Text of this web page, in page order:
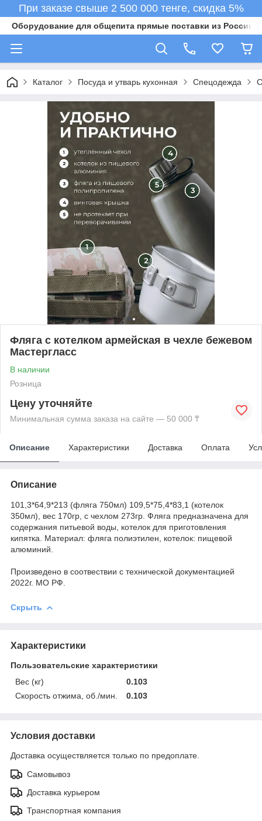
При заказе свыше 2 500 000 тенге, скидка 5%
Оборудование для общепита прямые поставки из России в
Каталог Посуда и утварь кухонная Спецодежда
Фляга с котелком армейская в чехле бежевом
Мастергласс
В наличии
Розница
Цену уточняйте
Минимальная сумма заказа на сайте — 50 000 ₸
Описание Характеристики Доставка Оплата
Описание
101,3*64,9*213 (фляга 750мл) 109,5*75,4*83,1 (котелок
350мл), вес 170гр, с чехлом 273гр. Фляга предназначена для
содержания питьевой воды, котелок для приготовления
кипятка. Материал: фляга полиэтилен, котелок: пищевой
алюминий.
Произведено в соотвествии с технической документацией
2022г. МО РФ.
Скрыть
Характеристики
Пользовательские характеристики
Вес (кг)
0.103
Скорость отжима, об./мин.
0.103
Условия доставки
Доставка осуществляется только по предоплате.
Самовывоз
Доставка курьером
Транспортная компания